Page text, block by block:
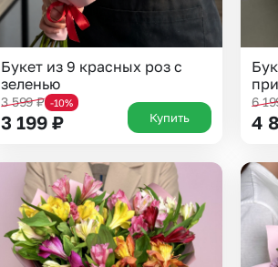
Букет из 9 красных роз с
зеленью
3 599₽ -10%
3 199 ₽ Купить
6
4